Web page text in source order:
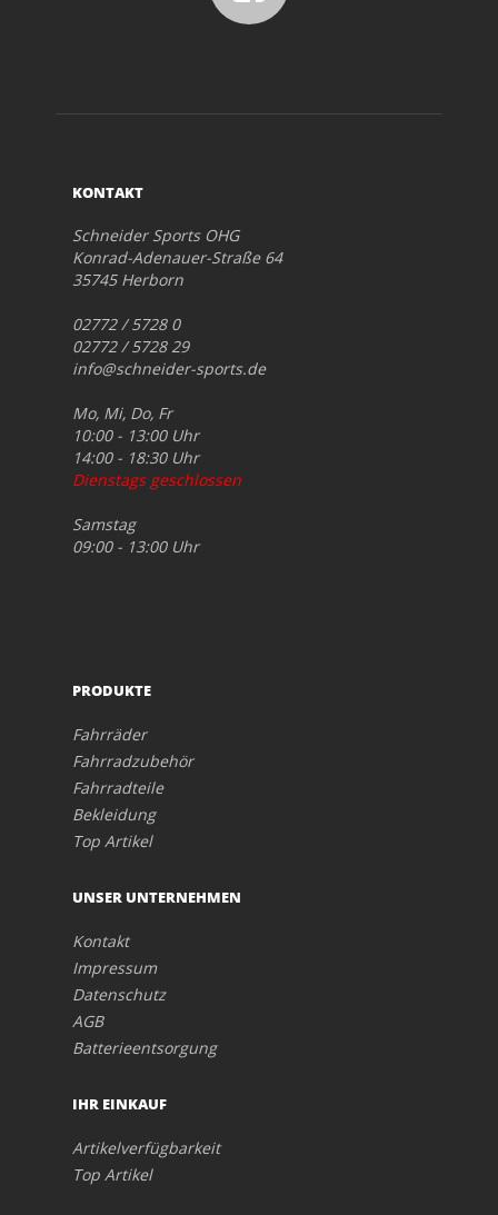
KONTAKT
Schneider Sports OHG
Konrad-Adenauer-Straße 64
35745 Herborn
02772 / 5728 0
02772 / 5728 29
info@schneider-sports.de
Mo, Mi, Do, Fr
10:00 - 13:00 Uhr
14:00 - 18:30 Uhr
Dienstags geschlossen
Samstag
09:00 - 13:00 Uhr
PRODUKTE
Fahrräder
Fahrradzubehör
Fahrradteile
Bekleidung
Top Artikel
UNSER UNTERNEHMEN
Kontakt
Impressum
Datenschutz
AGB
Batterieentsorgung
IHR EINKAUF
Artikelverfügbarkeit
Top Artikel